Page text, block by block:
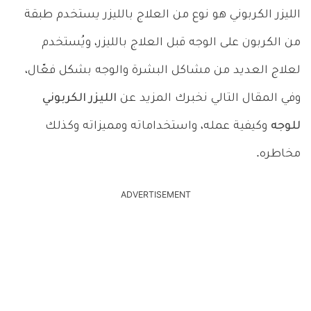
الليزر الكربوني هو نوع من العلاج بالليزر يستخدم طبقة
من الكربون على الوجه قبل العلاج بالليزر، ويُستخدم
لعلاج العديد من مشاكل البشرة والوجه بشكل فعّال،
وفي المقال التالي نخبرك المزيد عن الليزر الكربوني
للوجه وكيفية عمله، واستخداماته ومميزاته وكذلك
مخاطره.
ADVERTISEMENT